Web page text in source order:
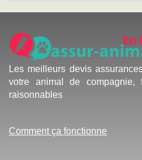
Les meilleurs devis
votre animal de compagnie,
raisonnables
Comment ça fonctionne